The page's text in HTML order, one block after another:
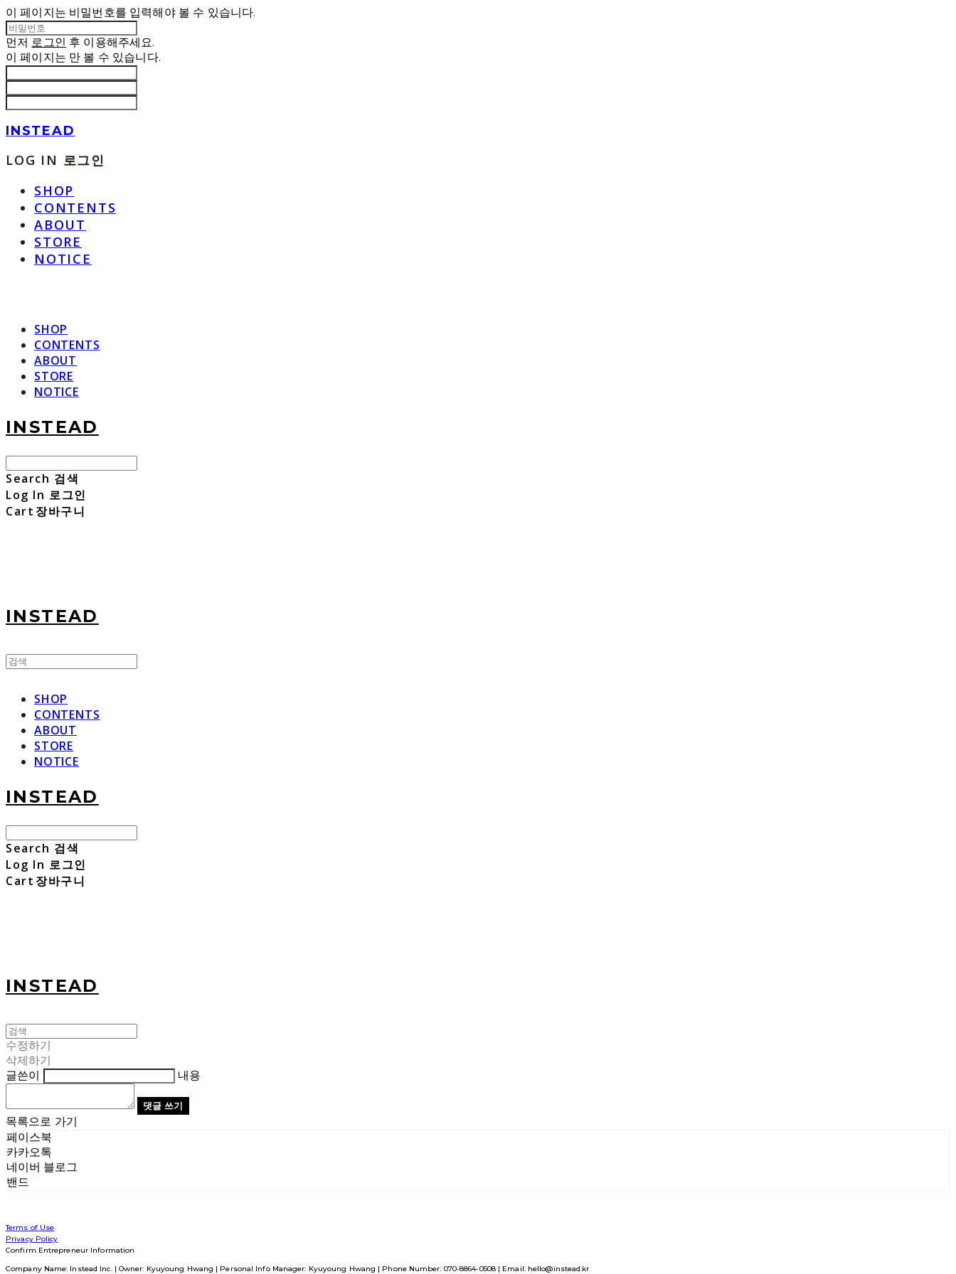
이 페이지는 비밀번호를 입력해야 볼 수 있습니다.
먼저 로그인 후 이용해주세요.
이 페이지는 만 볼 수 있습니다.
INSTEAD
LOG IN 로그인
SHOP
CONTENTS
ABOUT
STORE
NOTICE
SHOP
CONTENTS
ABOUT
STORE
NOTICE
INSTEAD
Search 검색
Log In 로그인
Cart 장바구니
INSTEAD
SHOP
CONTENTS
ABOUT
STORE
NOTICE
INSTEAD
Search 검색
Log In 로그인
Cart 장바구니
INSTEAD
수정하기
삭제하기
글쓴이
내용
댓글 쓰기
목록으로 가기
페이스북
카카오톡
네이버 블로그
밴드
Terms of Use
Privacy Policy
Confirm Entrepreneur Information
Company Name: Instead Inc. | Owner: Kyuyoung Hwang | Personal Info Manager: Kyuyoung Hwang | Phone Number: 070-8864-0508 | Email: hello@instead.kr